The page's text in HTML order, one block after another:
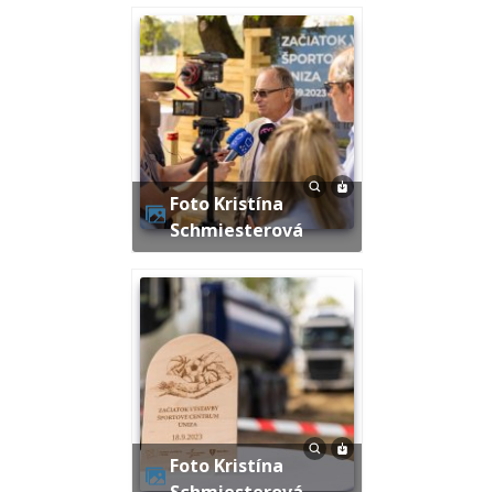
Foto Kristína
Schmiesterová
Foto Kristína